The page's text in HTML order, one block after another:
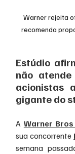
Warner rejeita
recomenda
Estúdio
não
acionistas
gigante do
A Warner
sua concorrente
semana